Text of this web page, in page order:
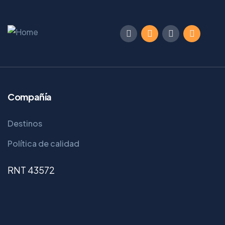
Compañía
Destinos
Política de calidad
RNT 43572